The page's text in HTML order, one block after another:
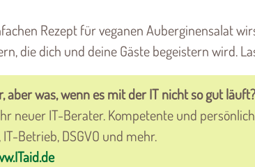
Rezept für veganen Auberginensalat
die dich und deine Gäste begeistern wird.
aber was, wenn es mit der IT nicht so gut
neuer IT-Berater. Kompetente und
Betrieb, DSGVO und mehr.